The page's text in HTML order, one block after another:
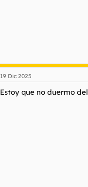
19 Dic 2025
Estoy que no duermo